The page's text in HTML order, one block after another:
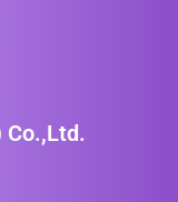
Co.,Ltd.